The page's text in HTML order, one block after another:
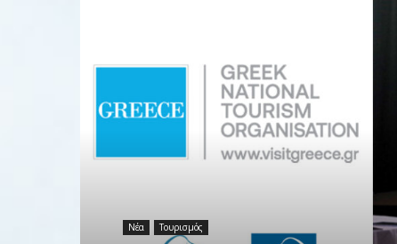
Νέα Τουρισμός